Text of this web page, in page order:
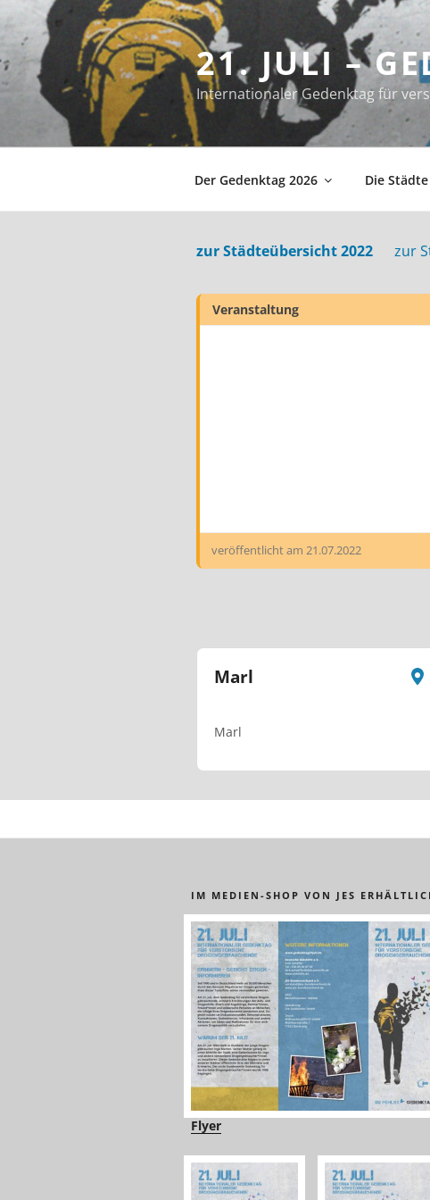
Inhalt
springen
21. JULI –
Internationaler Gedenktag für
Der Gedenktag 2026 Die Städte
zur Städteübersicht 2022 zur
Veranstaltung
veröffentlicht am 21.07.2022
Marl
Marl
IM MEDIEN-SHOP VON JES
Flyer